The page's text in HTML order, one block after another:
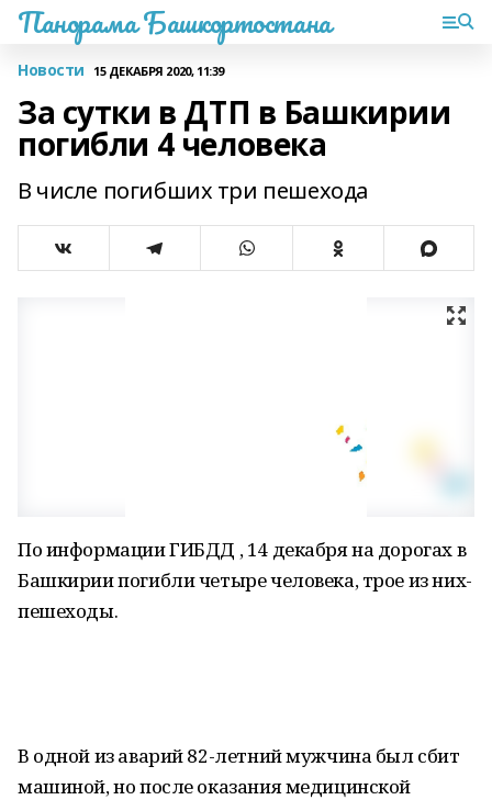
Панорама Башкортостана
Новости 15 ДЕКАБРЯ 2020, 11:39
За сутки в ДТП в Башкирии
погибли 4 человека
В числе погибших три пешехода
По информации ГИБДД , 14 декабря на дорогах в
Башкирии погибли четыре человека, трое из них-
пешеходы.
В одной из аварий 82-летний мужчина был сбит
машиной, но после оказания медицинской